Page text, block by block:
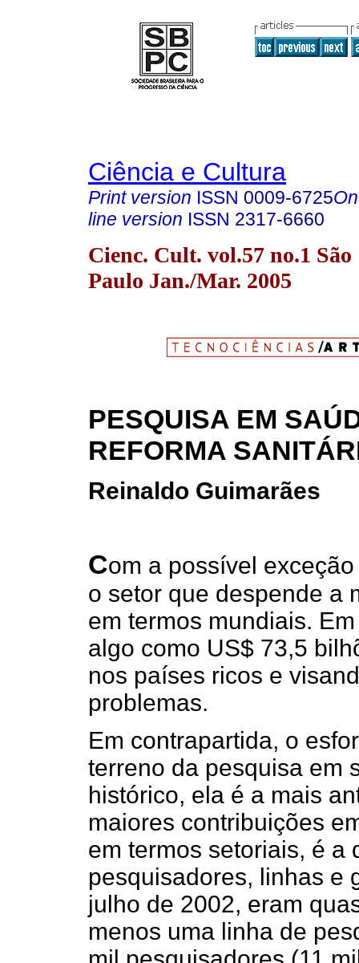
Ciência e Cultura
Print version ISSN 0009-6725
line version ISSN 2317-6660
Cienc. Cult. vol.57 no.1 São
Paulo Jan./Mar. 2005
PESQUISA EM
REFORMA
Reinaldo Guimarães
Com a possível
o setor que despende a
em termos mundiais.
algo como US$ 73,5
nos países ricos e
problemas.
Em contrapartida, o
terreno da pesquisa em
histórico, ela é a mais
maiores contribuições
em termos setoriais, é a
pesquisadores, linhas e
julho de 2002, eram
menos uma linha de